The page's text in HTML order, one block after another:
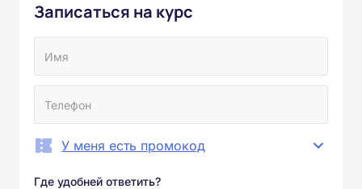
Записаться на курс
У меня есть промокод
Где удобней ответить?